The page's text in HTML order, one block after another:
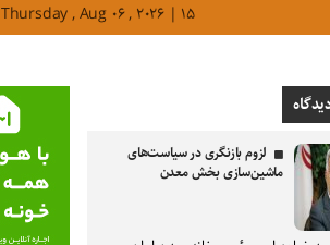
Thursday , Aug ۰۶ , ۲۰۲۶ | ۱۵ مرداد ۱۴۰۵
لزوم بازنگری در سیاست‌های
ماشین‌سازی بخش معدن